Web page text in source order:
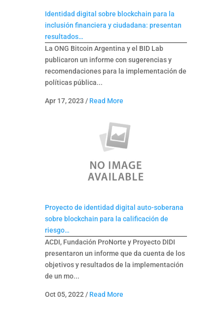
Identidad digital sobre blockchain para la
inclusión financiera y ciudadana: presentan
resultados…
La ONG Bitcoin Argentina y el BID Lab
publicaron un informe con sugerencias y
recomendaciones para la implementación de
políticas pública...
Apr 17, 2023 / Read More
Proyecto de identidad digital auto-soberana
sobre blockchain para la calificación de
riesgo…
ACDI, Fundación ProNorte y Proyecto DIDI
presentaron un informe que da cuenta de los
objetivos y resultados de la implementación
de un mo...
Oct 05, 2022 / Read More